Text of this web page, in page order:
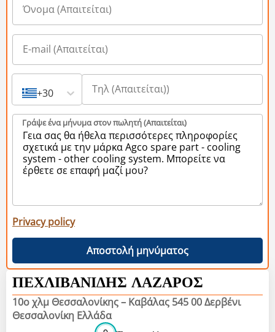
+30
Γράψε ένα μήνυμα στον πωλητή (Aπαιτείται)
Privacy policy
Αποστολή μηνύματος
ΠΕΧΛΙΒΑΝΙΔΗΣ ΛΑΖΑΡΟΣ
10ο χλμ Θεσσαλονίκης – Καβάλας 545 00 Δερβένι
Θεσσαλονίκη Ελλάδα